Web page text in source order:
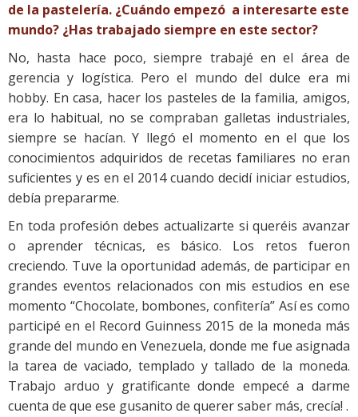
de la pastelería. ¿Cuándo empezó a interesarte este
mundo? ¿Has trabajado siempre en este sector?
No, hasta hace poco, siempre trabajé en el área de
gerencia y logística. Pero el mundo del dulce era mi
hobby. En casa, hacer los pasteles de la familia, amigos,
era lo habitual, no se compraban galletas industriales,
siempre se hacían. Y llegó el momento en el que los
conocimientos adquiridos de recetas familiares no eran
suficientes y es en el 2014 cuando decidí iniciar estudios,
debía prepararme.
En toda profesión debes actualizarte si queréis avanzar
o aprender técnicas, es básico. Los retos fueron
creciendo. Tuve la oportunidad además, de participar en
grandes eventos relacionados con mis estudios en ese
momento “Chocolate, bombones, confitería” Así es como
participé en el Record Guinness 2015 de la moneda más
grande del mundo en Venezuela, donde me fue asignada
la tarea de vaciado, templado y tallado de la moneda.
Trabajo arduo y gratificante donde empecé a darme
cuenta de que ese gusanito de querer saber más, crecía! .